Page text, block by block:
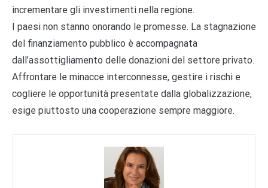
incrementare gli investimenti nella regione.
I paesi non stanno onorando le promesse. La stagnazione
del finanziamento pubblico è accompagnata
dall’assottigliamento delle donazioni del settore privato.
Affrontare le minacce interconnesse, gestire i rischi e
cogliere le opportunità presentate dalla globalizzazione,
esige piuttosto una cooperazione sempre maggiore.